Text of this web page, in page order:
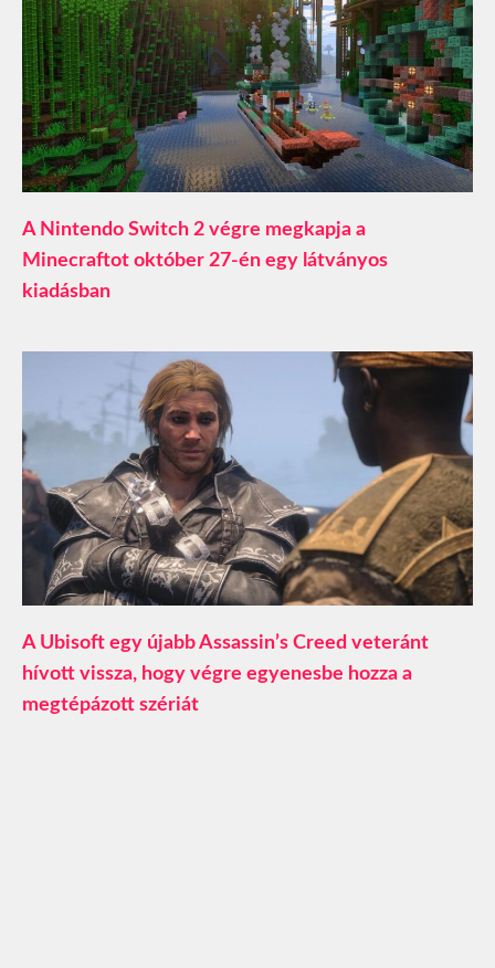
A Nintendo Switch 2 végre megkapja a
Minecraftot október 27-én egy látványos
kiadásban
A Ubisoft egy újabb Assassin’s Creed veteránt
hívott vissza, hogy végre egyenesbe hozza a
megtépázott szériát